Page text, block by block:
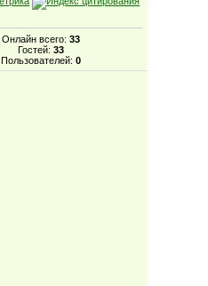
Онлайн всего: 33
Гостей: 33
Пользователей: 0